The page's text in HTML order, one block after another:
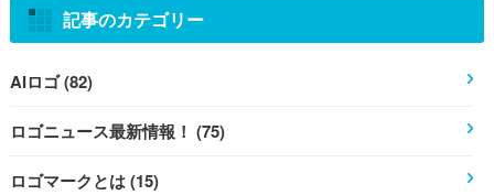
記事のカテゴリー
AIロゴ (82)
ロゴニュース最新情報！ (75)
ロゴマークとは (15)